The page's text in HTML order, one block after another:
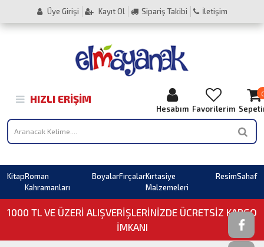
Üye Girişi Kayıt Ol Sipariş Takibi İletişim
HIZLI ERIŞIM
Hesabım Favorilerim
KitapRoman
Kahramanları
BoyalarFırçalarKırtasiye
Malzemeleri
ResimSahaf
1000 TL VE ÜZERI ALIŞVERIŞLERINIZDE ÜCRETSİZ KARGO
İMKANI